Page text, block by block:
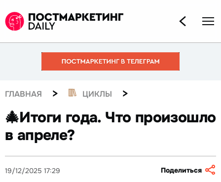
ГЛАВНАЯ > ЦИКЛЫ >
🎄Итоги года. Что произошло
в апреле?
19/12/2025 17:29 Поделиться